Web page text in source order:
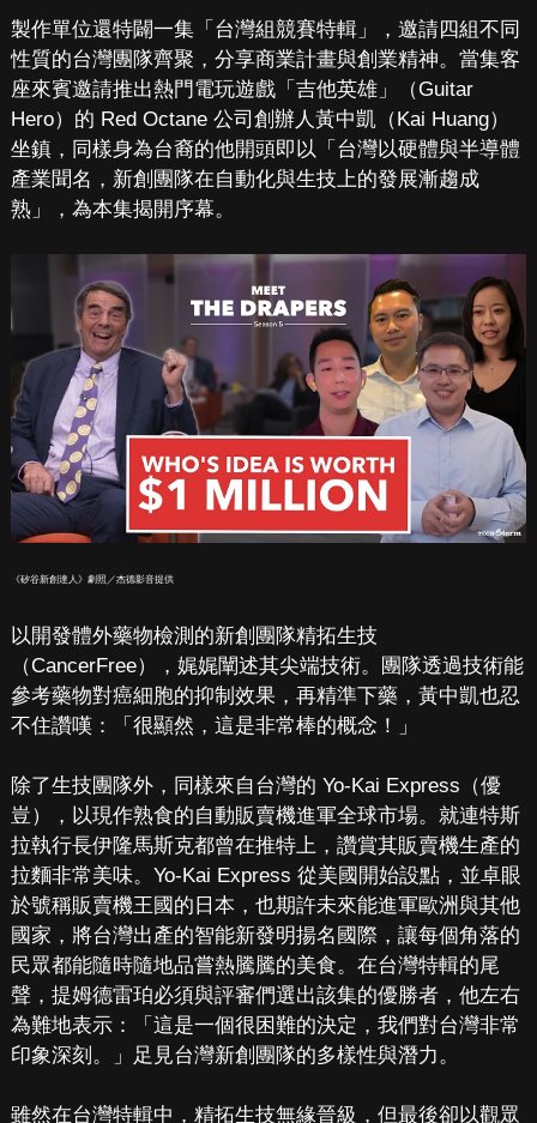
製作單位還特闢一集「台灣組競賽特輯」，邀請四組不同
性質的台灣團隊齊聚，分享商業計畫與創業精神。當集客
座來賓邀請推出熱門電玩遊戲「吉他英雄」（Guitar
Hero）的 Red Octane 公司創辦人黃中凱（Kai Huang）
坐鎮，同樣身為台裔的他開頭即以「台灣以硬體與半導體
產業聞名，新創團隊在自動化與生技上的發展漸趨成
熟」，為本集揭開序幕。
《矽谷新創達人》劇照／杰德影音提供
以開發體外藥物檢測的新創團隊精拓生技
（CancerFree），娓娓闡述其尖端技術。團隊透過技術能
參考藥物對癌細胞的抑制效果，再精準下藥，黃中凱也忍
不住讚嘆：「很顯然，這是非常棒的概念！」
除了生技團隊外，同樣來自台灣的 Yo-Kai Express（優
豈），以現作熟食的自動販賣機進軍全球市場。就連特斯
拉執行長伊隆馬斯克都曾在推特上，讚賞其販賣機生產的
拉麵非常美味。Yo-Kai Express 從美國開始設點，並卓眼
於號稱販賣機王國的日本，也期許未來能進軍歐洲與其他
國家，將台灣出產的智能新發明揚名國際，讓每個角落的
民眾都能隨時隨地品嘗熱騰騰的美食。在台灣特輯的尾
聲，提姆德雷珀必須與評審們選出該集的優勝者，他左右
為難地表示：「這是一個很困難的決定，我們對台灣非常
印象深刻。」足見台灣新創團隊的多樣性與潛力。
雖然在台灣特輯中，精拓生技無緣晉級，但最後卻以觀眾